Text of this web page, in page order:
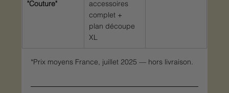
"Couture"
accessoires
complet +
plan découpe
XL
*Prix moyens France, juillet 2025 — hors livraison.